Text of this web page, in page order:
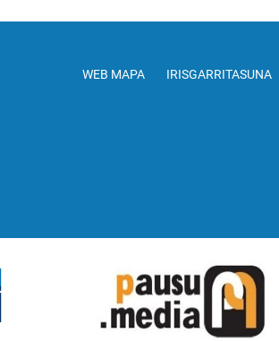
WEB MAPA IRISGARRITASUNA